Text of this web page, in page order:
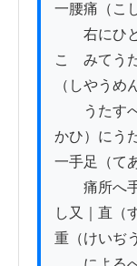
一腰痛（こ
右にひと
こゞみてう
（しやうめ
うたすべ
かひ）にう
一手足（て
痛所へ手
し又｜直（
重（けいぢ